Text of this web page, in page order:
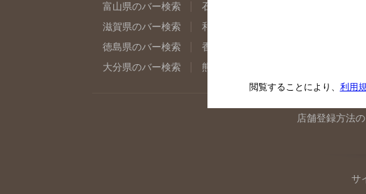
富山県のバー検索
石川県のバー検索
滋賀県のバー検索
和歌山県のバー検索
徳島県のバー検索
香川県のバー検索
大分県のバー検索
熊本県のバー検索
店舗登録方法
サ
閲覧することにより、 利用